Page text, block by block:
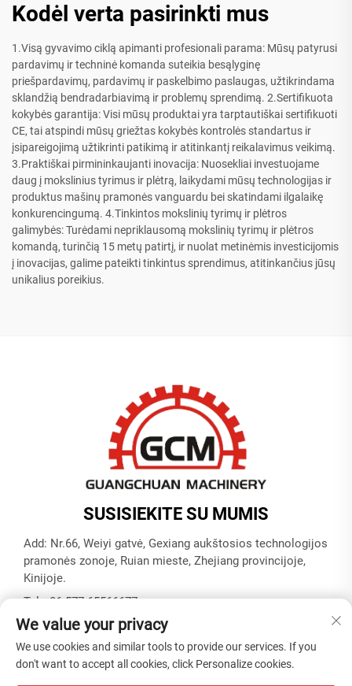
Kodėl verta pasirinkti mus
1.Visą gyvavimo ciklą apimanti profesionali parama: Mūsų patyrusi
pardavimų ir techninė komanda suteikia besąlyginę
priešpardavimų, pardavimų ir paskelbimo paslaugas, užtikrindama
sklandžią bendradarbiavimą ir problemų sprendimą. 2.Sertifikuota
kokybės garantija: Visi mūsų produktai yra tarptautiškai sertifikuoti
CE, tai atspindi mūsų griežtas kokybės kontrolės standartus ir
įsipareigojimą užtikrinti patikimą ir atitinkantį reikalavimus veikimą.
3.Praktiškai pirmininkaujanti inovacija: Nuosekliai investuojame
daug į mokslinius tyrimus ir plėtrą, laikydami mūsų technologijas ir
produktus mašinų pramonės vanguardu bei skatindami ilgalaikę
konkurencingumą. 4.Tinkintos mokslinių tyrimų ir plėtros
galimybės: Turėdami nepriklausomą mokslinių tyrimų ir plėtros
komandą, turinčią 15 metų patirtį, ir nuolat metinėmis investicijomis
į inovacijas, galime pateikti tinkintus sprendimus, atitinkančius jūsų
unikalius poreikius.
SUSISIEKITE SU MUMIS
Add: Nr.66, Weiyi gatvė, Gexiang aukštosios technologijos
pramonės zonoje, Ruian mieste, Zhejiang provincijoje,
Kinijoje.
Tel:+86-577-65566677
El. paštas:[email protected]
We value your privacy
We use cookies and similar tools to provide our services. If you
don't want to accept all cookies, click Personalize cookies.